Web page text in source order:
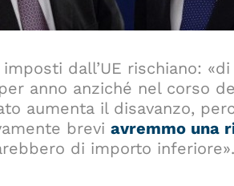
dall’UE rischiano:
anno anziché nel corso
aumenta il disavanzo,
brevi avremmo una
di importo inferiore».